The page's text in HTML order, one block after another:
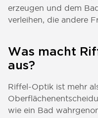
erzeugen und dem
verleihen, die andere
Was macht
aus?
Riffel-Optik ist mehr
wie ein Bad